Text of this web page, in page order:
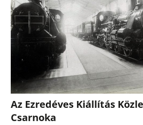
Az Ezredéves Kiállítás
Csarnoka